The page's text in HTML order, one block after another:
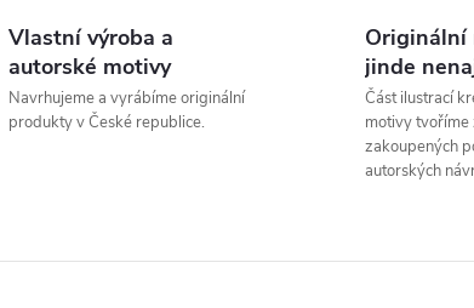
v
l
á
c
Vlastní výroba a
autorské motivy
Navrhujeme a vyrábíme originální
produkty v České republice.
Originální
jinde
Část ilustrací
motivy tvoříme
zakoupených
autorských